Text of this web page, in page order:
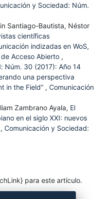
y Sociedad: Núm.
Santiago-Bautista, Néstor
científicas
indizadas en WoS,
Acceso Abierto ,
Núm. 30 (2017): Año 14
una perspectiva
in the Field” , Comunicación
Zambrano Ayala, El
en el siglo XXI: nuevos
, Comunicación y Sociedad:
para este artículo.